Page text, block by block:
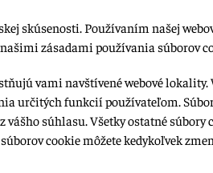
skúsenosti. Používaním našej
zásadami používania súborov
vami navštívené webové
určitých funkcií používateľom.
súhlasu. Všetky ostatné súbory
cookie môžete kedykoľvek